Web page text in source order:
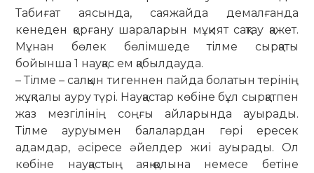
Табиғат аясында, сая­жайда демалғанда
кенеден қорғану шараларын мұқият сақтау қажет.
Мұнан бөлек бөлімшеде тілме сыр­қаты
бойынша 1 науқас ем қабылдауда.
– Тілме – салқын тигеннен пайда бо­латын терінің
жұқпалы ауру түрі. Науқастар көбіне бұл сырқатпен
жаз мезгілінің соңғы айларында ауырады.
Тілме ауруымен балалардан гөрі ере­сек
адамдар, әсіресе әйелдер жиі ауы­рады. Ол
көбіне науқастың аяқ-қолына немесе бетіне